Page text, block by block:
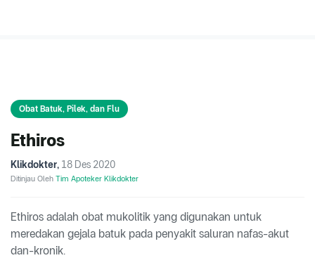
Obat Batuk, Pilek, dan Flu
Ethiros
Klikdokter, 18 Des 2020
Ditinjau Oleh Tim Apoteker Klikdokter
Ethiros adalah obat mukolitik yang digunakan untuk
meredakan gejala batuk pada penyakit saluran nafas-akut
dan-kronik.